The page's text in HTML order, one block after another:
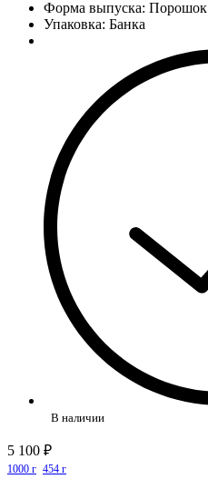
Форма выпуска: Порошок
Упаковка: Банка
В наличии
5 100 ₽
1000 г 454 г